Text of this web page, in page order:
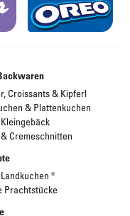
Croissants & Kipferl
& Plattenkuchen
Cremeschnitten
®
Prachtstücke